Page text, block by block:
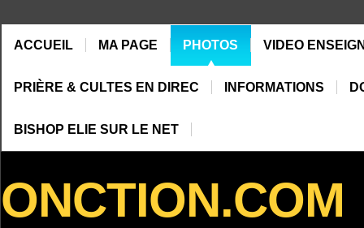
ACCUEIL MA PAGE PHOTOS VIDEO
PRIÈRE & CULTES EN DIREC INFORMATIONS
BISHOP ELIE SUR LE NET
ONCTION.COM